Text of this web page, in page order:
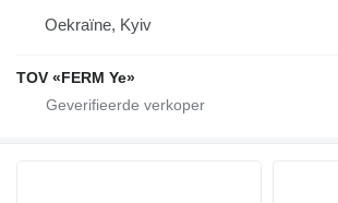
Oekraïne, Kyiv
TOV «FERM Ye»